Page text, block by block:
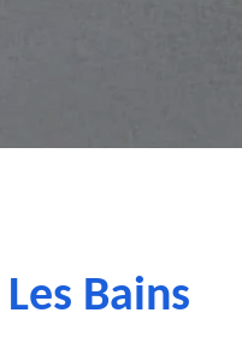
Bains